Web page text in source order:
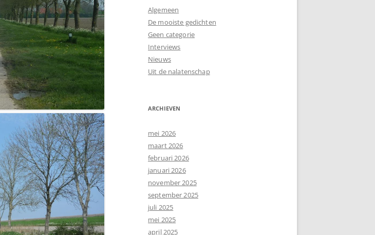
Algemeen
De mooiste gedichten
Geen categorie
Interviews
Nieuws
Uit de nalatenschap
ARCHIEVEN
mei 2026
maart 2026
februari 2026
januari 2026
november 2025
september 2025
juli 2025
mei 2025
april 2025